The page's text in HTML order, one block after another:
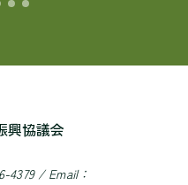
興協議会
4379 / Email：